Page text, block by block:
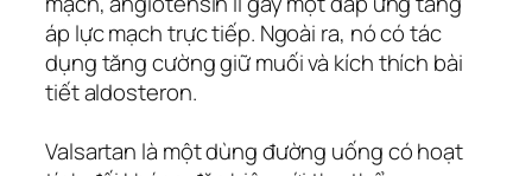
áp lực mạch trực tiếp. Ngoài ra, nó có tác
dụng tăng cường giữ muối và kích thích bài
tiết aldosteron.
Valsartan là một dùng đường uống có hoạt